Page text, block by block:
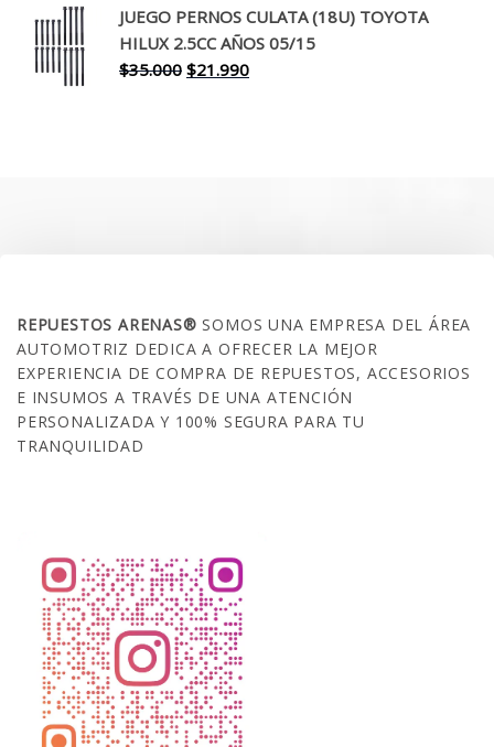
original
era:
$30.000.
actual
es:
$17.990.
JUEGO PERNOS CULATA (18U) TOYOTA
HILUX 2.5CC AÑOS 05/15
$35.000 El
$21.990El
REPUESTOS ARENAS®SOMOS UNA EMPRESA DEL ÁREA
AUTOMOTRIZ DEDICA A OFRECER LA MEJOR
EXPERIENCIA DE COMPRA DE REPUESTOS, ACCESORIOS
E INSUMOS A TRAVÉS DE UNA ATENCIÓN
PERSONALIZADA Y 100% SEGURA PARA TU
TRANQUILIDAD